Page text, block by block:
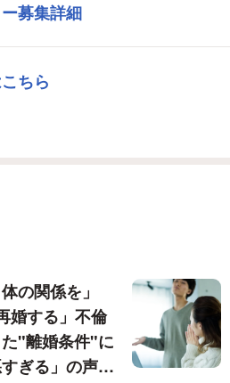
募集詳細
ちら
の関係を」
婚する」不倫
"離婚条件"に
すぎる」の声…